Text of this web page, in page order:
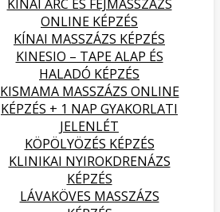
KÍNAI ARC ÉS FEJMASSZÁZS
ONLINE KÉPZÉS
KÍNAI MASSZÁZS KÉPZÉS
KINESIO – TAPE ALAP ÉS
HALADÓ KÉPZÉS
KISMAMA MASSZÁZS ONLINE
KÉPZÉS + 1 NAP GYAKORLATI
JELENLÉT
KÖPÖLYÖZÉS KÉPZÉS
KLINIKAI NYIROKDRENÁZS
KÉPZÉS
LÁVAKÖVES MASSZÁZS